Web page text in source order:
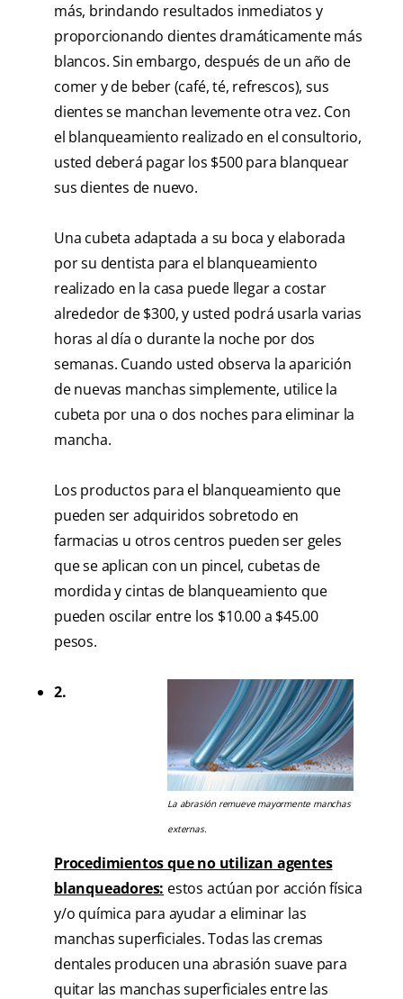
más, brindando resultados inmediatos y
proporcionando dientes dramáticamente más
blancos. Sin embargo, después de un año de
comer y de beber (café, té, refrescos), sus
dientes se manchan levemente otra vez. Con
el blanqueamiento realizado en el consultorio,
usted deberá pagar los $500 para blanquear
sus dientes de nuevo.
Una cubeta adaptada a su boca y elaborada
por su dentista para el blanqueamiento
realizado en la casa puede llegar a costar
alrededor de $300, y usted podrá usarla varias
horas al día o durante la noche por dos
semanas. Cuando usted observa la aparición
de nuevas manchas simplemente, utilice la
cubeta por una o dos noches para eliminar la
mancha.
Los productos para el blanqueamiento que
pueden ser adquiridos sobretodo en
farmacias u otros centros pueden ser geles
que se aplican con un pincel, cubetas de
mordida y cintas de blanqueamiento que
pueden oscilar entre los $10.00 a $45.00
pesos.
La abrasión remueve mayormente manchas
externas.
2.
Procedimientos que no utilizan agentes
blanqueadores: estos actúan por acción física
y/o química para ayudar a eliminar las
manchas superficiales. Todas las cremas
dentales producen una abrasión suave para
quitar las manchas superficiales entre las